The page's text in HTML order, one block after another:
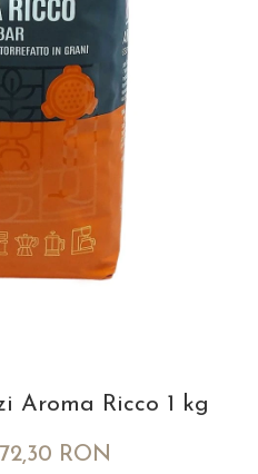
Aroma Ricco 1 kg
72,30 RON